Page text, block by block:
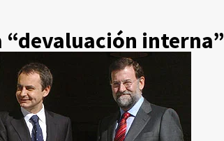
“devaluación interna”